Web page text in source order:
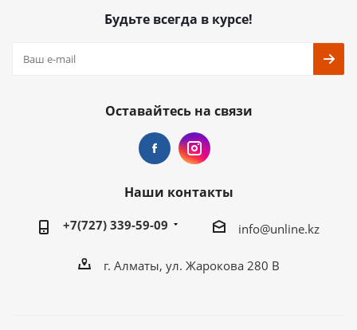
Будьте всегда в курсе!
Оставайтесь на связи
Наши контакты
+7(727) 339-59-09 info@unline.kz
г. Алматы, ул. Жарокова 280 В